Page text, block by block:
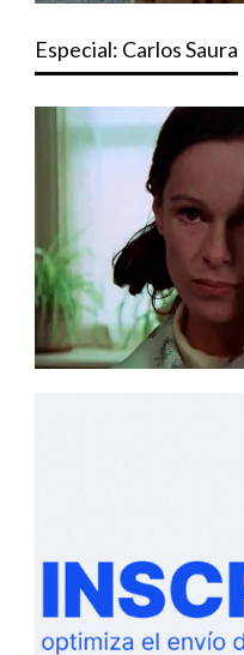
Especial: Carlos Saura